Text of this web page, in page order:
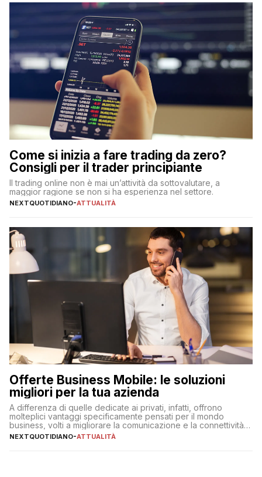
Come si inizia a fare trading da zero?
Consigli per il trader principiante
Il trading online non è mai un’attività da sottovalutare, a
maggior ragione se non si ha esperienza nel settore.
NEXTQUOTIDIANO-ATTUALITÀ
Offerte Business Mobile: le soluzioni
migliori per la tua azienda
A differenza di quelle dedicate ai privati, infatti, offrono
molteplici vantaggi specificamente pensati per il mondo
business, volti a migliorare la comunicazione e la connettività
degli utenti
NEXTQUOTIDIANO-ATTUALITÀ